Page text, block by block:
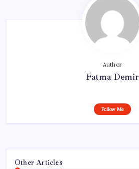
Author
Fatma Demir
Follow Me
Other Articles